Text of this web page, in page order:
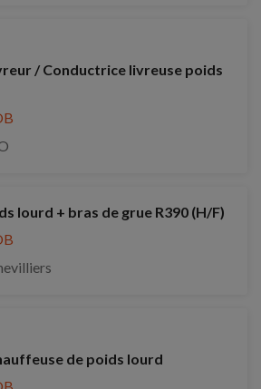
/ Conductrice livreuse poids
lourd + bras de grue R390 (H/F)
de poids lourd